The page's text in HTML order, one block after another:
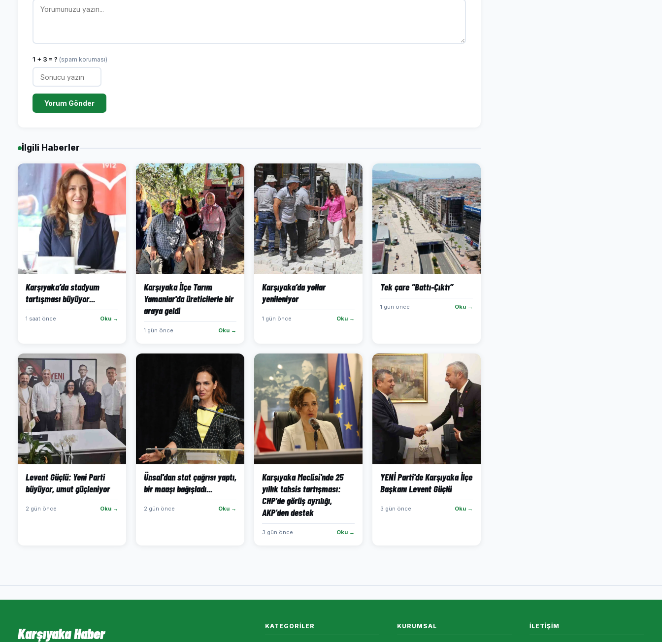
1 + 3 = ? (spam koruması)
Yorum Gönder
İlgili Haberler
Karşıyaka’da stadyum
tartışması büyüyor...
1 saat önce Oku →
Karşıyaka İlçe Tarım
Yamanlar'da üreticilerle bir
araya geldi
1 gün önce Oku →
Karşıyaka’da yollar
yenileniyor
1 gün önce Oku →
Tek çare “Battı-Çıktı”
1 gün önce Oku →
Levent Güçlü: Yeni Parti
büyüyor, umut güçleniyor
2 gün önce Oku →
Ünsal'dan stat çağrısı yaptı,
bir maaşı bağışladı...
2 gün önce Oku →
Karşıyaka Meclisi'nde 25
yıllık tahsis tartışması:
CHP'de görüş ayrılığı,
AKP'den destek
3 gün önce Oku →
YENİ Parti'de Karşıyaka İlçe
Başkanı Levent Güçlü
3 gün önce Oku →
Karşıyaka Haber KATEGORILER KURUMSAL İLETIŞIM